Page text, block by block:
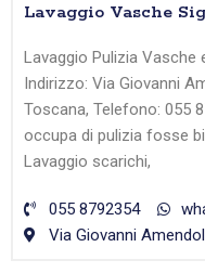
Lavaggio Vasche
Lavaggio Pulizia Vasche
Indirizzo: Via Giovanni
Toscana, Telefono: 055
occupa di pulizia fosse
Lavaggio scarichi,
055 8792354
Via Giovanni